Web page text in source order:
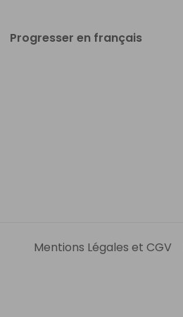
Progresser en français
Mentions Légales et CGV